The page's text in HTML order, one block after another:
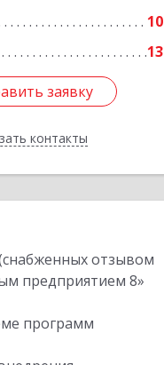
10
13
заявку
контакты
заявку
Назад
отзывом
предприятием 8»
программ